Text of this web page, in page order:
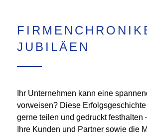
JUBILÄEN
Ihr Unternehmen kann eine
vorweisen? Diese
gerne teilen und gedruckt festhalten
Ihre Kunden und Partner sowie die